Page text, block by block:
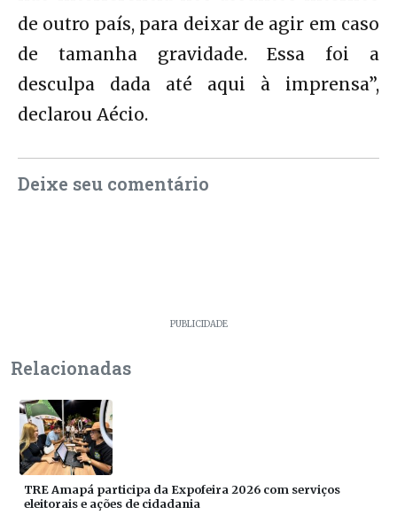
de outro país, para deixar de agir em caso
de tamanha gravidade. Essa foi a
desculpa dada até aqui à imprensa”,
declarou Aécio.
Deixe seu comentário
PUBLICIDADE
Relacionadas
TRE Amapá participa da Expofeira 2026 com serviços
eleitorais e ações de cidadania